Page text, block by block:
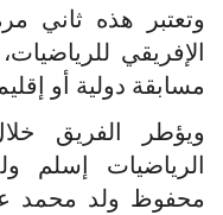
وتعتبر هذه ثاني
الإفريقي
مسابقة دولية أو
ويؤطر الفريق
الرياضيات إسلم
محفوظ ولد محمد